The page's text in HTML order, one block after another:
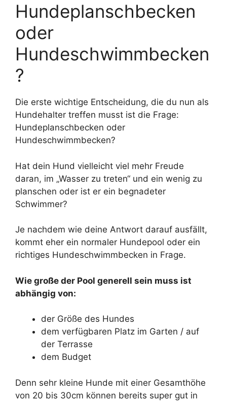
Hundeplanschbecken
oder
Hundeschwimmbecken
?
Die erste wichtige Entscheidung, die du nun als
Hundehalter treffen musst ist die Frage:
Hundeplanschbecken oder
Hundeschwimmbecken?
Hat dein Hund vielleicht viel mehr Freude
daran, im „Wasser zu treten“ und ein wenig zu
planschen oder ist er ein begnadeter
Schwimmer?
Je nachdem wie deine Antwort darauf ausfällt,
kommt eher ein normaler Hundepool oder ein
richtiges Hundeschwimmbecken in Frage.
Wie große der Pool generell sein muss ist
abhängig von:
der Größe des Hundes
dem verfügbaren Platz im Garten / auf
der Terrasse
dem Budget
Denn sehr kleine Hunde mit einer Gesamthöhe
von 20 bis 30cm können bereits super gut in